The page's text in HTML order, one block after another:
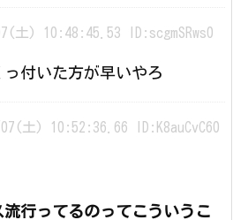
土) 10:48:45.53 ID:scgmSRws0
付いた方が早いやろ
土) 10:52:36.66 ID:K8auCvC60
行ってるのってこういうこ